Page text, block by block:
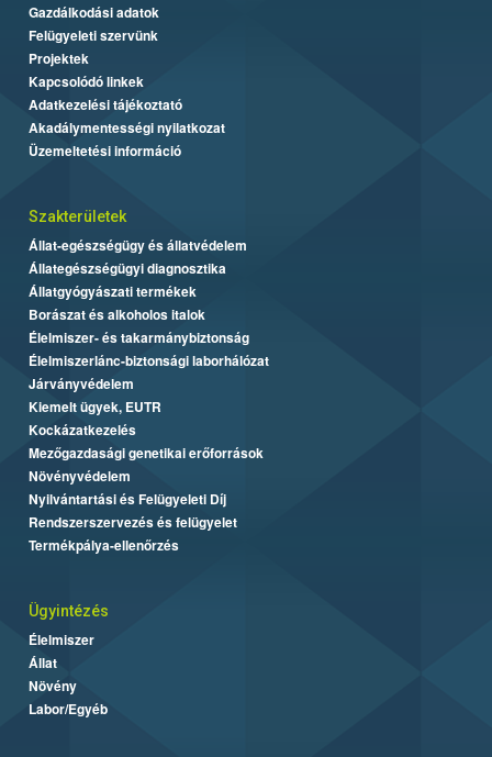
Gazdálkodási adatok
Felügyeleti szervünk
Projektek
Kapcsolódó linkek
Adatkezelési tájékoztató
Akadálymentességi nyilatkozat
Üzemeltetési információ
Szakterületek
Állat-egészségügy és állatvédelem
Állategészségügyi diagnosztika
Állatgyógyászati termékek
Borászat és alkoholos italok
Élelmiszer- és takarmánybiztonság
Élelmiszerlánc-biztonsági laborhálózat
Járványvédelem
Kiemelt ügyek, EUTR
Kockázatkezelés
Mezőgazdasági genetikai erőforrások
Növényvédelem
Nyilvántartási és Felügyeleti Díj
Rendszerszervezés és felügyelet
Termékpálya-ellenőrzés
Ügyintézés
Élelmiszer
Állat
Növény
Labor/Egyéb